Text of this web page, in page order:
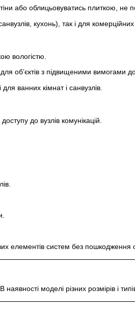
або облицьовуватись плиткою,
кухонь), так і для
вологістю.
об’єктів з підвищеними вимогами
ванних кімнат і санвузлів.
до вузлів комунікацій.
елементів систем без пошкодження
. В наявності моделі різних розмірів і